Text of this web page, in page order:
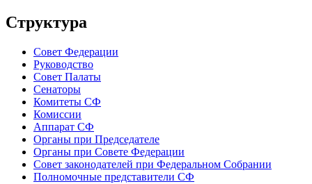
Структура
Совет Федерации
Руководство
Совет Палаты
Сенаторы
Комитеты СФ
Комиссии
Аппарат СФ
Органы при Председателе
Органы при Совете Федерации
Совет законодателей при Федеральном Собрании
Полномочные представители СФ